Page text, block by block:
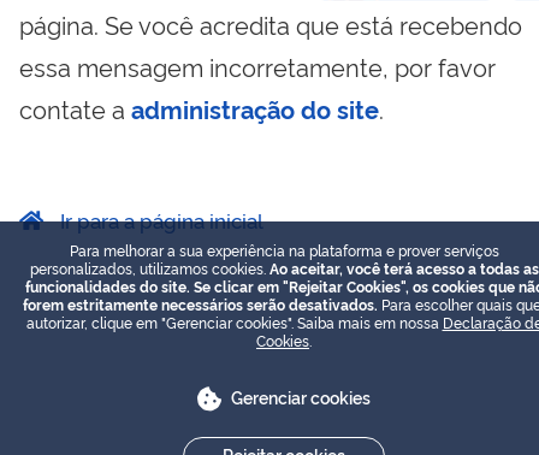
página. Se você acredita que está recebendo
essa mensagem incorretamente, por favor
contate a administração do site.
Ir para a página inicial
Para melhorar a sua experiência na plataforma e prover serviços
personalizados, utilizamos cookies. Ao aceitar, você terá acesso a todas as
funcionalidades do site. Se clicar em "Rejeitar Cookies", os cookies que
forem estritamente necessários serão desativados. Para escolher quais
autorizar, clique em "Gerenciar cookies". Saiba mais em nossa Declaração
Cookies
Gerenciar cookies